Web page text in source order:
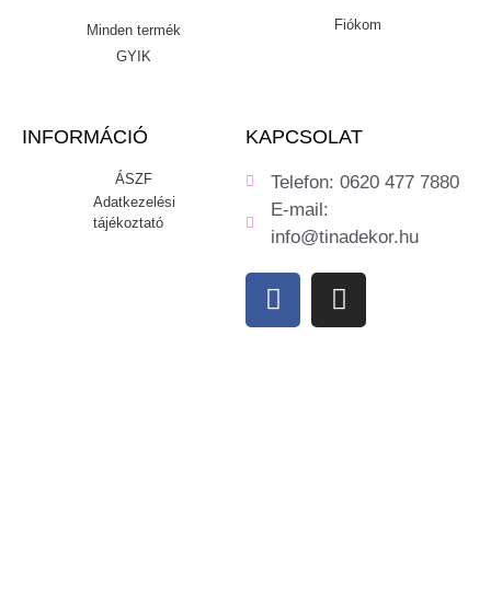
Minden termék
GYIK
Fiókom
INFORMÁCIÓ
ÁSZF
Adatkezelési
tájékoztató
KAPCSOLAT
Telefon: 0620 477 7880
E-mail:
info@tinadekor.hu